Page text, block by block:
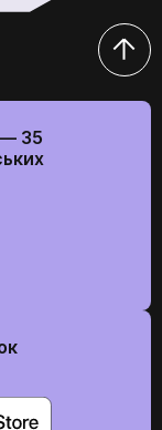
— 35